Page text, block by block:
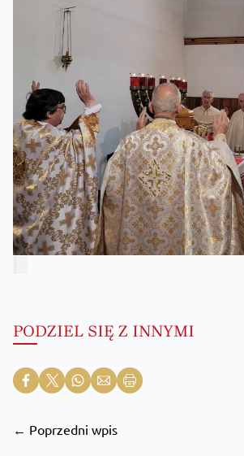
PODZIEL SIĘ Z INNYMI
← Poprzedni wpis